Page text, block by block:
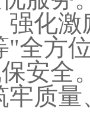
强化
"全方
安全
牢质